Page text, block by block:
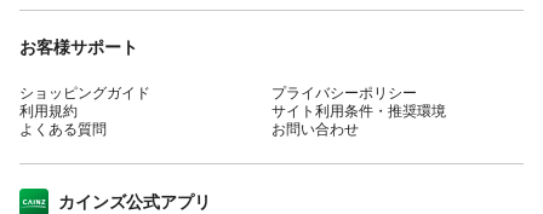
お客様サポート
ショッピングガイド
利用規約
よくある質問
プライバシーポリシー
サイト利用条件・推奨環境
お問い合わせ
カインズ公式アプリ